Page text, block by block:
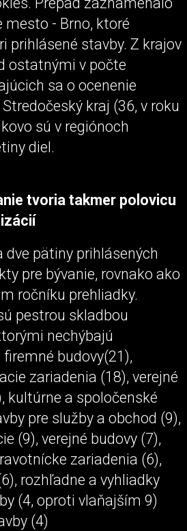
mesto - Brno, ktoré
prihlásené stavby. Z krajov
ostatnými v počte
sa o ocenenie
kraj (36, v roku
sú v regiónoch
diel.
tvoria takmer polovicu
dve pätiny prihlásených
pre bývanie, rovnako ako
ročníku prehliadky.
pestrou skladbou
nechýbajú
budovy(21),
zariadenia (18), verejné
kultúrne a spoločenské
pre služby a obchod (9),
(9), verejné budovy (7),
zariadenia (6),
rozhľadne a vyhliadky
(4, oproti vlaňajším 9)
(4)